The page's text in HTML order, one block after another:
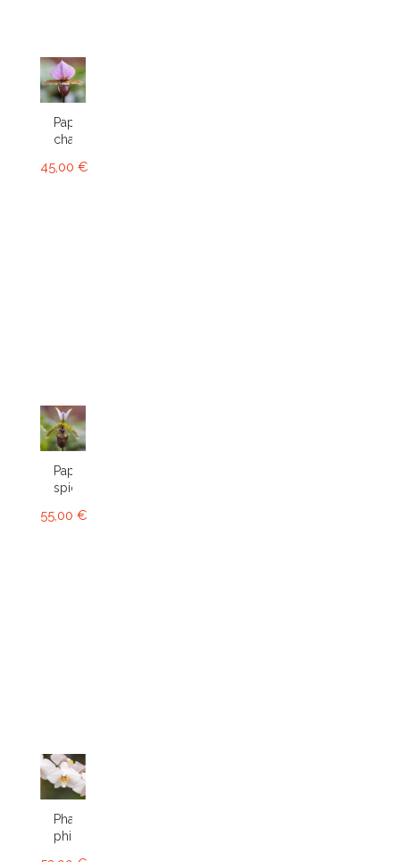
Paphiopedilum
charlesworthii
45,00 €
Paphiopedilum
spicerianum
55,00 €
Phalaenopsis
philippinensis